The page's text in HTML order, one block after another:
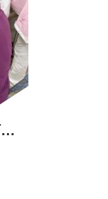
文北里重陽節暨流感疫苗施打活動